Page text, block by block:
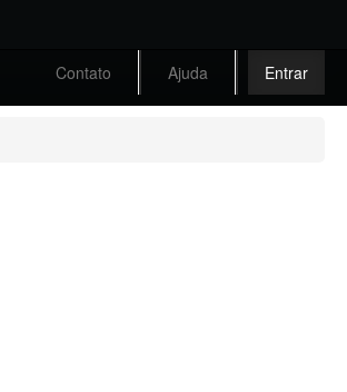
Contato Ajuda Entrar